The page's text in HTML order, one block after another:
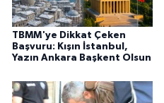
TBMM'ye Dikkat Çeken
Başvuru: Kışın İstanbul,
Yazın Ankara Başkent Olsun